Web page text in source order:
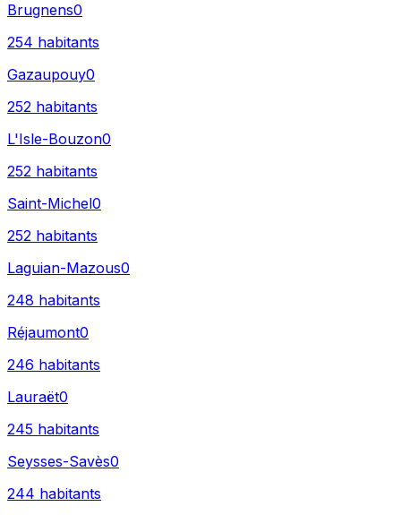
Brugnens0
254 habitants
Gazaupouy0
252 habitants
L'Isle-Bouzon0
252 habitants
Saint-Michel0
252 habitants
Laguian-Mazous0
248 habitants
Réjaumont0
246 habitants
Lauraët0
245 habitants
Seysses-Savès0
244 habitants